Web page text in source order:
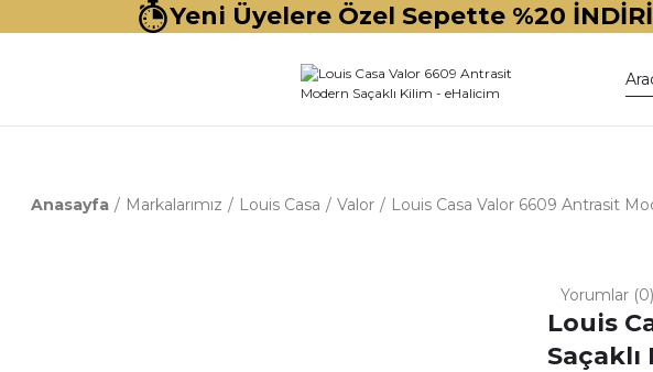
Yeni Üyelere Özel Sepette %20
Anasayfa Markalarımız Louis Casa Valor Louis Casa Valor 6609 Antrasit
Yorumlar (0)
Louis
Saçaklı